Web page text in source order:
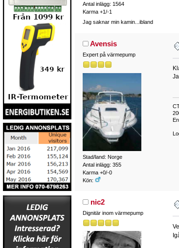
Antal inlägg: 1564
Karma +1/-1
Jag saknar min kamin...ibland
Avensis
Expert på värmepump
Stad/land: Norge
Antal inlägg: 355
Karma +0/-0
Kön:
nic2
Dignitär inom värmepump